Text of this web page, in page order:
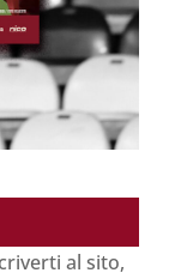
al sito,